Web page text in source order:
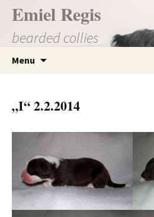
Přejít
obsahu
Emiel Regis
bearded collies
Menu
„I“ 2.2.2014